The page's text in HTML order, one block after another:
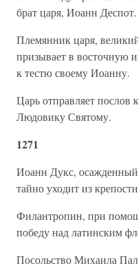
брат царя, Иоанн Деспот.
Племянник царя,
призывает в восточную
к тестю своему Иоанну.
Царь отправляет послов
Людовику Святому.
1271
Иоанн Дукс,
тайно уходит из
Филантропин, при
победу над латинским
Посольство Михаила